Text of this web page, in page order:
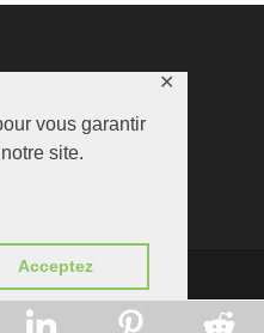
vous garantir
site.
Acceptez
✕
de confidentialité